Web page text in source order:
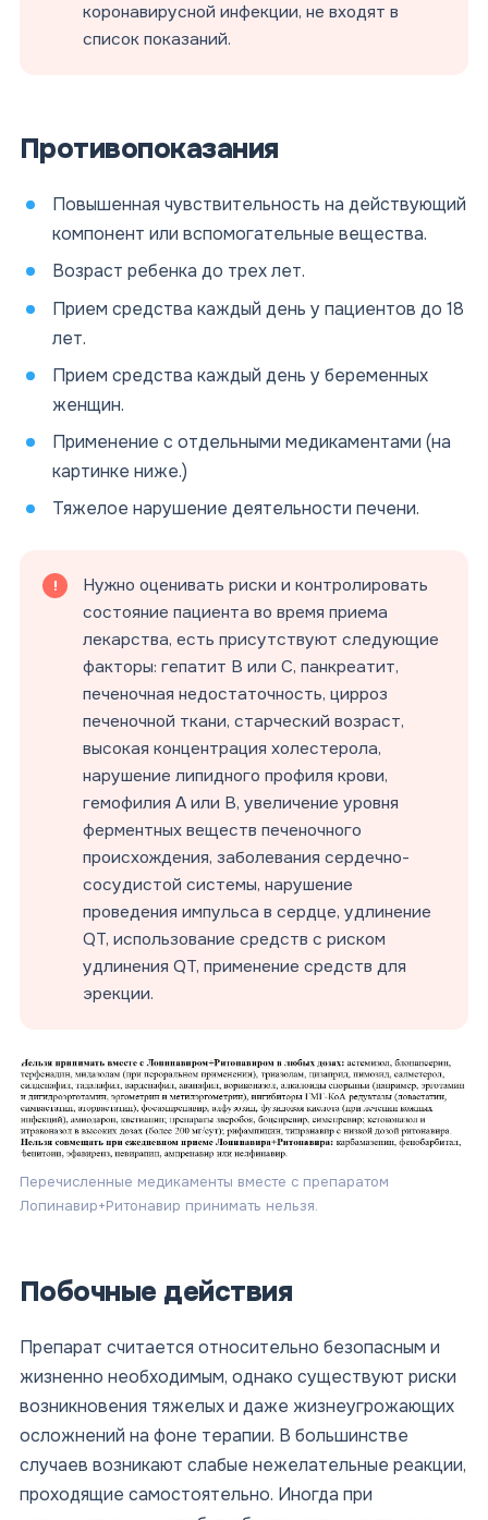
коронавирусной инфекции, не входят в
список показаний.
Противопоказания
Повышенная чувствительность на действующий
компонент или вспомогательные вещества.
Возраст ребенка до трех лет.
Прием средства каждый день у пациентов до 18
лет.
Прием средства каждый день у беременных
женщин.
Применение с отдельными медикаментами (на
картинке ниже.)
Тяжелое нарушение деятельности печени.
Нужно оценивать риски и контролировать
состояние пациента во время приема
лекарства, есть присутствуют следующие
факторы: гепатит B или C, панкреатит,
печеночная недостаточность, цирроз
печеночной ткани, старческий возраст,
высокая концентрация холестерола,
нарушение липидного профиля крови,
гемофилия A или B, увеличение уровня
ферментных веществ печеночного
происхождения, заболевания сердечно-
сосудистой системы, нарушение
проведения импульса в сердце, удлинение
QT, использование средств с риском
удлинения QT, применение средств для
эрекции.
Перечисленные медикаменты вместе с препаратом
Лопинавир+Ритонавир принимать нельзя.
Побочные действия
Препарат считается относительно безопасным и
жизненно необходимым, однако существуют риски
возникновения тяжелых и даже жизнеугрожающих
осложнений на фоне терапии. В большинстве
случаев возникают слабые нежелательные реакции,
проходящие самостоятельно. Иногда при